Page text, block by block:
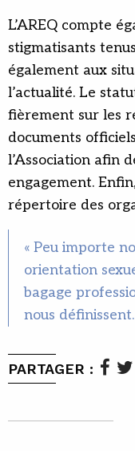
L’AREQ compte
stigmatisants
également aux
l’actualité. Le
fièrement sur les
documents
l’Association afin
engagement.
répertoire des
« Peu importe
orientation
bagage
nous définissent.
PARTAGER :